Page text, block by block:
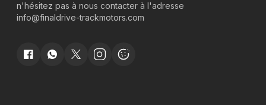
n'hésitez pas à nous contacter à l'adresse
info@finaldrive-trackmotors.com